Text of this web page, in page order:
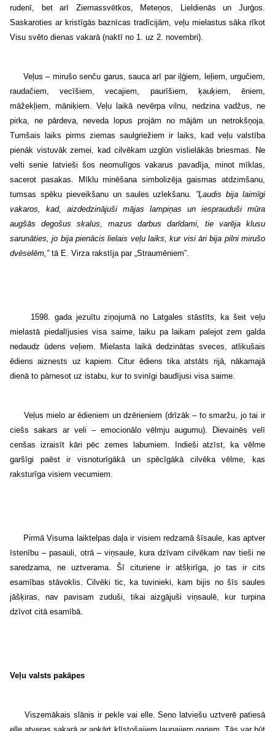
rudenī, bet arī Ziemassvētkos, Meteņos, Lieldienās un Jurģos.
Saskaroties ar kristīgās baznīcas tradīcijām, veļu mielastus sāka rīkot
Visu svēto dienas vakarā (naktī no 1. uz 2. novembri).
Veļus – mirušo senču garus, sauca arī par iļģiem, leļiem, urgučiem,
raudačiem, vecīšiem, vecajiem, paurīšiem, ķauķiem, ēniem,
māžekļiem, māniķiem. Veļu laikā nevērpa vilnu, nedzina vadžus, ne
pirka, ne pārdeva, neveda lopus projām no mājām un netrokšņoja.
Tumšais laiks pirms ziemas saulgriežiem ir laiks, kad veļu valstība
pienāk vistuvāk zemei, kad cilvēkam uzglūn vislielākās briesmas. Ne
velti senie latvieši šos neomulīgos vakarus pavadīja, minot mīklas,
sacerot pasakas. Mīklu minēšana simbolizēja gaismas atdzimšanu,
tumsas spēku pieveikšanu un saules uzlekšanu. ”Ļaudis bija laimīgi
vakaros, kad, aizdedzinājuši mājas lampiņas un iesprauduši mūra
augšās degošus skalus, mazus darbus darīdami, tie varēja klusu
sarunāties, jo bija pienācis lielais veļu laiks, kur visi āri bija pilni mirušo
dvēselēm,”tā E. Virza rakstīja par „Straumēniem”.
1598. gada jezuītu ziņojumā no Latgales stāstīts, ka šeit veļu
mielastā piedalījusies visa saime, laiku pa laikam palejot zem galda
nedaudz ūdens veļiem. Mielasta laikā dedzinātas sveces, atlikušais
ēdiens aiznests uz kapiem. Citur ēdiens tika atstāts rijā, nākamajā
dienā to pārnesot uz istabu, kur to svinīgi baudījusi visa saime.
Veļus mielo ar ēdieniem un dzērieniem (drīzāk – to smaržu, jo tai ir
ciešs sakars ar veli – emocionālo vēlmju augumu). Dievainēs velī
cenšas izraisīt kāri pēc zemes labumiem. Indieši atzīst, ka vēlme
garšīgi paēst ir visnoturīgākā un spēcīgākā cilvēka vēlme, kas
raksturīga visiem vecumiem.
Pirmā Visuma laiktelpas daļa ir visiem redzamā šīsaule, kas aptver
īstenību – pasauli, otrā – viņsaule, kura dzīvam cilvēkam nav tieši ne
saredzama, ne uztverama. Šī cituriene ir atšķirīga, jo tas ir cits
esamības stāvoklis. Cilvēki tic, ka tuvinieki, kam bijis no šīs saules
jāšķiras, nav pavisam zuduši, tikai aizgājuši viņsaulē, kur turpina
dzīvot citā esamībā.
Veļu valsts pakāpes
Viszemākais slānis ir pekle vai elle. Seno latviešu uztverē patiesā